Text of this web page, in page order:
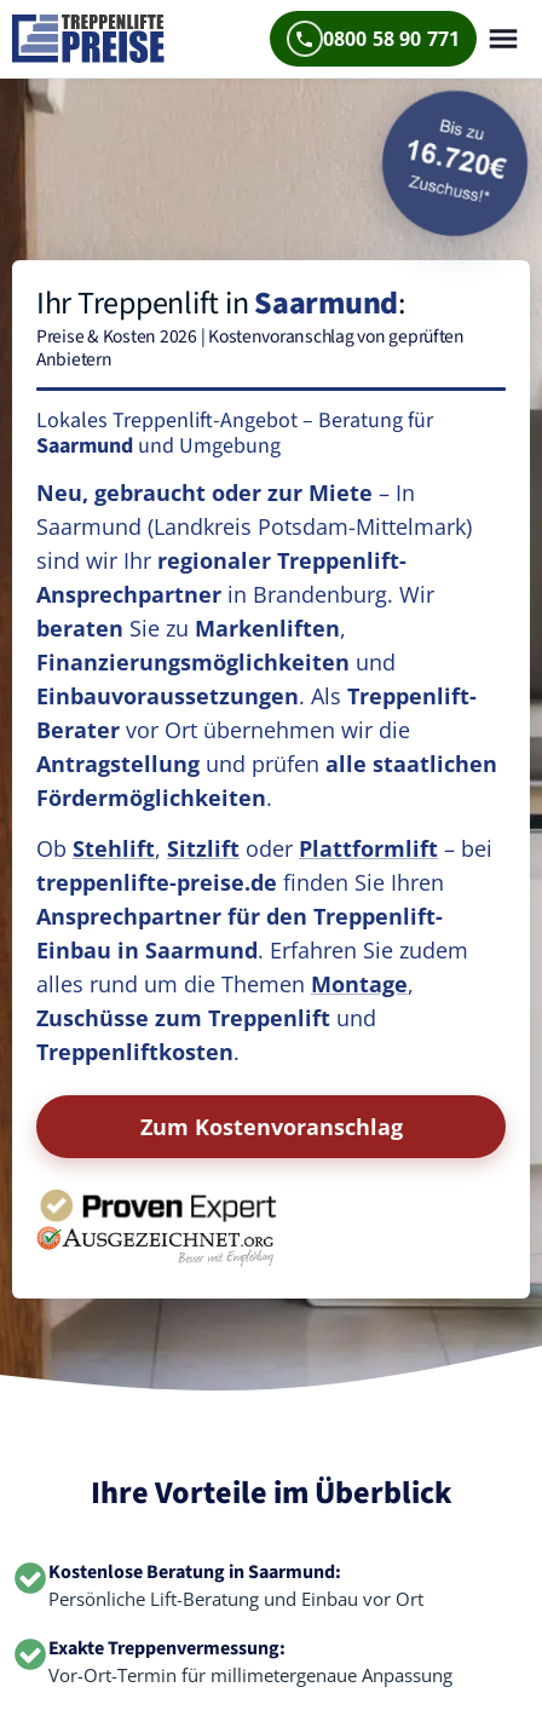
0800 58 90 771
Ihr Treppenlift inSaarmund:
Preise & Kosten 2026 | Kostenvoranschlag von geprüften
Anbietern
Lokales Treppenlift-Angebot – Beratung für
Saarmund und Umgebung
Neu, gebraucht oder zur Miete – In
Saarmund (Landkreis Potsdam-Mittelmark)
sind wir Ihr regionaler Treppenlift-
Ansprechpartner in Brandenburg. Wir
beraten Sie zu Markenliften,
Finanzierungsmöglichkeiten und
Einbauvoraussetzungen. Als Treppenlift-
Berater vor Ort übernehmen wir die
Antragstellung und prüfen alle staatlichen
Fördermöglichkeiten.
Ob Stehlift, Sitzlift oder Plattformlift – bei
treppenlifte-preise.de finden Sie Ihren
Ansprechpartner für den Treppenlift-
Einbau in Saarmund. Erfahren Sie zudem
alles rund um die Themen Montage,
Zuschüsse zum Treppenlift und
Treppenliftkosten.
Zum Kostenvoranschlag
Ihre Vorteile im Überblick
Kostenlose Beratung in Saarmund:
Persönliche Lift-Beratung und Einbau vor Ort
Exakte Treppenvermessung:
Vor-Ort-Termin für millimetergenaue Anpassung